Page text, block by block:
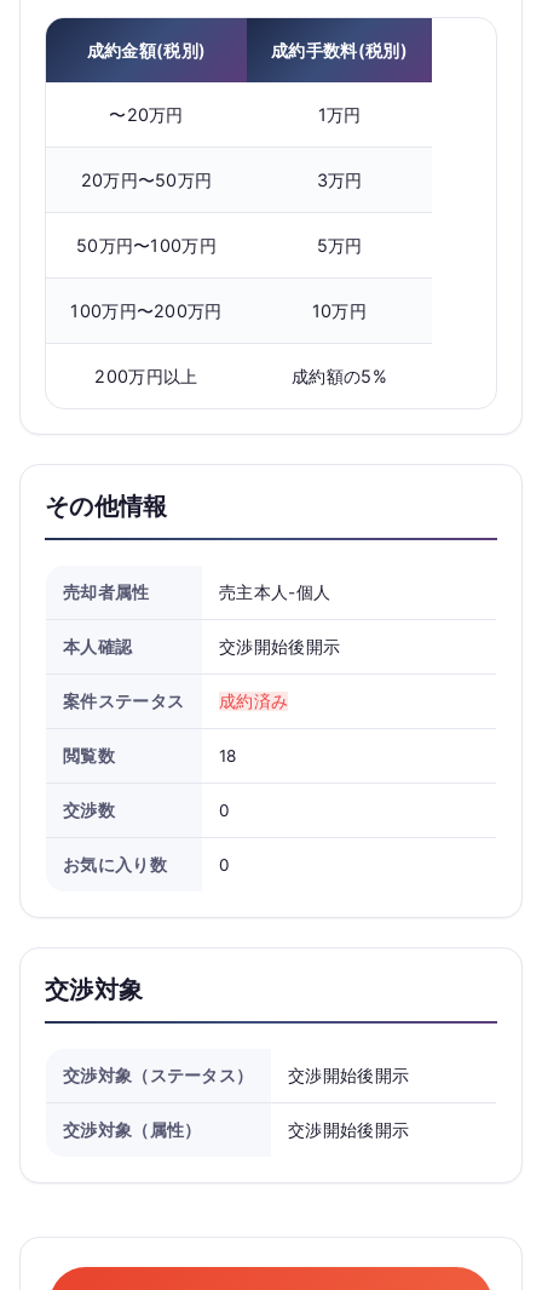
成約金額(税別) 成約手数料(税別)
〜20万円 1万円
20万円〜50万円 3万円
50万円〜100万円 5万円
100万円〜200万円 10万円
200万円以上 成約額の5%
その他情報
売却者属性 売主本人-個人
本人確認 交渉開始後開示
案件ステータス 成約済み
閲覧数 18
交渉数 0
お気に入り数 0
交渉対象
交渉対象（ステータス） 交渉開始後開示
交渉対象（属性） 交渉開始後開示